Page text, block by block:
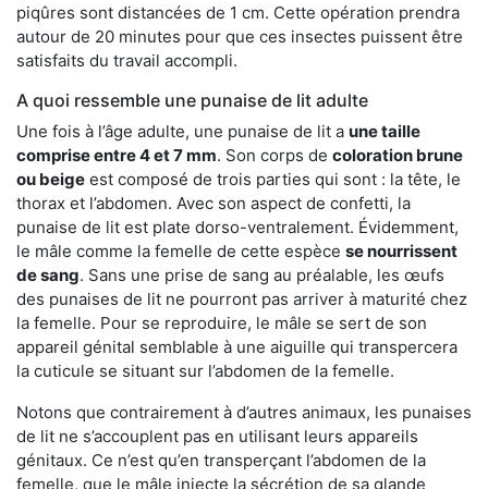
piqûres sont distancées de 1 cm. Cette opération prendra
autour de 20 minutes pour que ces insectes puissent être
satisfaits du travail accompli.
A quoi ressemble une punaise de lit adulte
Une fois à l’âge adulte, une punaise de lit a une taille
comprise entre 4 et 7 mm. Son corps de coloration brune
ou beige est composé de trois parties qui sont : la tête, le
thorax et l’abdomen. Avec son aspect de confetti, la
punaise de lit est plate dorso-ventralement. Évidemment,
le mâle comme la femelle de cette espèce se nourrissent
de sang. Sans une prise de sang au préalable, les œufs
des punaises de lit ne pourront pas arriver à maturité chez
la femelle. Pour se reproduire, le mâle se sert de son
appareil génital semblable à une aiguille qui transpercera
la cuticule se situant sur l’abdomen de la femelle.
Notons que contrairement à d’autres animaux, les punaises
de lit ne s’accouplent pas en utilisant leurs appareils
génitaux. Ce n’est qu’en transperçant l’abdomen de la
femelle, que le mâle injecte la sécrétion de sa glande